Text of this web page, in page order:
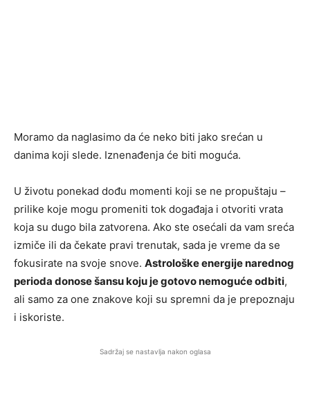
Moramo da naglasimo da će neko biti jako srećan u
danima koji slede. Iznenađenja će biti moguća.
U životu ponekad dođu momenti koji se ne propuštaju –
prilike koje mogu promeniti tok događaja i otvoriti vrata
koja su dugo bila zatvorena. Ako ste osećali da vam sreća
izmiče ili da čekate pravi trenutak, sada je vreme da se
fokusirate na svoje snove. Astrološke energije narednog
perioda donose šansu koju je gotovo nemoguće odbiti,
ali samo za one znakove koji su spremni da je prepoznaju
i iskoriste.
Sadržaj se nastavlja nakon oglasa